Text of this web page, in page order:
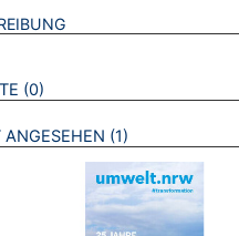
AUF VERMERKTE- ODER
0 BROSCHÜREN
ANGESEHEN 1 BROSCHÜREN